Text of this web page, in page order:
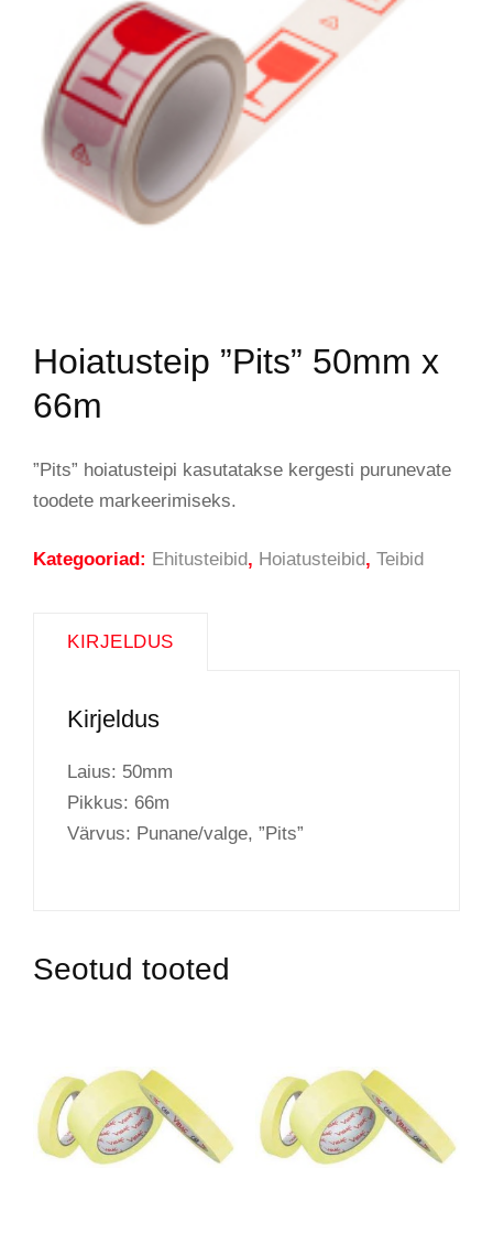
Hoiatusteip ”Pits” 50mm x
66m
”Pits” hoiatusteipi kasutatakse kergesti purunevate
toodete markeerimiseks.
Kategooriad: Ehitusteibid, Hoiatusteibid, Teibid
KIRJELDUS
Kirjeldus
Laius: 50mm
Pikkus: 66m
Värvus: Punane/valge, ”Pits”
Seotud tooted